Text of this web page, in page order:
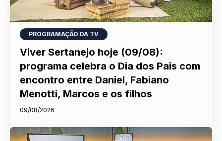
PROGRAMAÇÃO DA TV
Viver Sertanejo hoje (09/08):
programa celebra o Dia dos Pais com
encontro entre Daniel, Fabiano
Menotti, Marcos e os filhos
09/08/2026